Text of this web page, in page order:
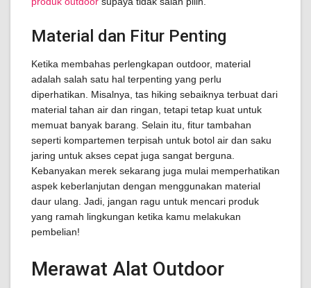
Material dan Fitur Penting
Ketika membahas perlengkapan outdoor, material
adalah salah satu hal terpenting yang perlu
diperhatikan. Misalnya, tas hiking sebaiknya terbuat dari
material tahan air dan ringan, tetapi tetap kuat untuk
memuat banyak barang. Selain itu, fitur tambahan
seperti kompartemen terpisah untuk botol air dan saku
jaring untuk akses cepat juga sangat berguna.
Kebanyakan merek sekarang juga mulai memperhatikan
aspek keberlanjutan dengan menggunakan material
daur ulang. Jadi, jangan ragu untuk mencari produk
yang ramah lingkungan ketika kamu melakukan
pembelian!
Merawat Alat Outdoor